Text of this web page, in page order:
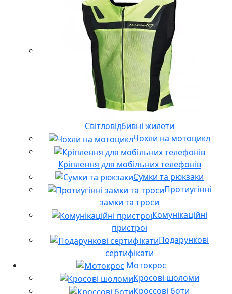
Світловідбивні жилети
Чохли на мотоцикл
Кріплення для мобільних телефонів
Сумки та рюкзаки
Протиугінні
замки та троси
Комунікаційні
пристрої
Подарункові
сертифікати
Мотокрос
Кросові шоломи
Кроссові боти